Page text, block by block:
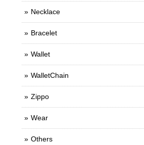
Necklace
Bracelet
Wallet
WalletChain
Zippo
Wear
Others